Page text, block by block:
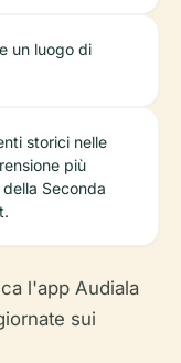
un luogo di
storici nelle
più
Seconda
l'app Audiala
sui